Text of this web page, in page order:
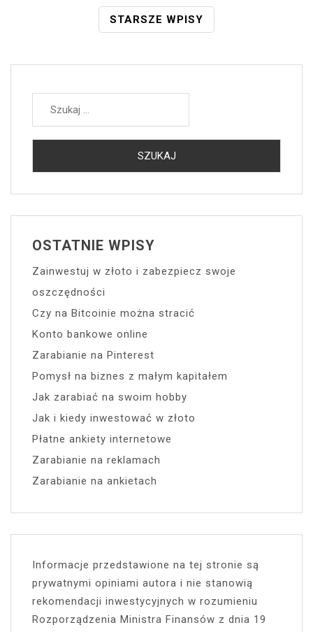
Nawigacja
Wpisach
STARSZE WPISY
Szukaj:
OSTATNIE WPISY
Zainwestuj w złoto i zabezpiecz swoje
oszczędności
Czy na Bitcoinie można stracić
Konto bankowe online
Zarabianie na Pinterest
Pomysł na biznes z małym kapitałem
Jak zarabiać na swoim hobby
Jak i kiedy inwestować w złoto
Płatne ankiety internetowe
Zarabianie na reklamach
Zarabianie na ankietach
Informacje przedstawione na tej stronie są
prywatnymi opiniami autora i nie stanowią
rekomendacji inwestycyjnych w rozumieniu
Rozporządzenia Ministra Finansów z dnia 19